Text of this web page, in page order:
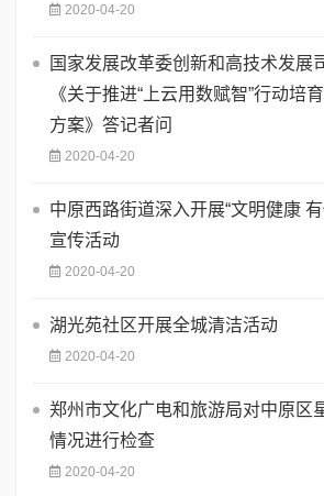
2020-04-20
国家发展改革委创新和高技术发展
《关于推进“上云用数赋智”行动培
方案》答记者问
2020-04-20
中原西路街道深入开展“文明健康
宣传活动
2020-04-20
湖光苑社区开展全城清洁活动
2020-04-20
郑州市文化广电和旅游局对中原区
情况进行检查
2020-04-20